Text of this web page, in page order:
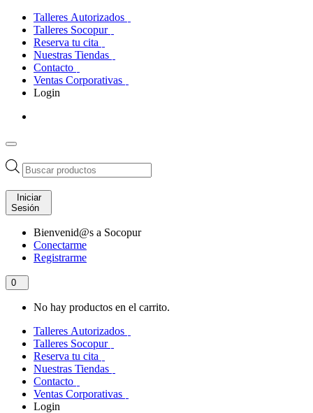
Talleres Autorizados
Talleres Socopur
Reserva tu cita
Nuestras Tiendas
Contacto
Ventas Corporativas
Login
Búsqueda
de
productos
Iniciar
Sesión
Bienvenid@s a Socopur
Conectarme
Registrarme
0
No hay productos en el carrito.
Talleres Autorizados
Talleres Socopur
Reserva tu cita
Nuestras Tiendas
Contacto
Ventas Corporativas
Login